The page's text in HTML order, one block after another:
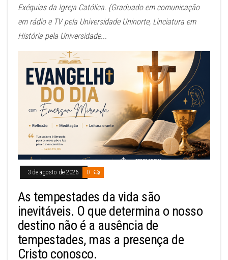
Exéquias da Igreja Católica. (Graduado em comunicação
em rádio e TV pela Universidade Uninorte, Linciatura em
História pela Universidade...
3 de agosto de 2026 0
As tempestades da vida são
inevitáveis. O que determina o nosso
destino não é a ausência de
tempestades, mas a presença de
Cristo conosco.